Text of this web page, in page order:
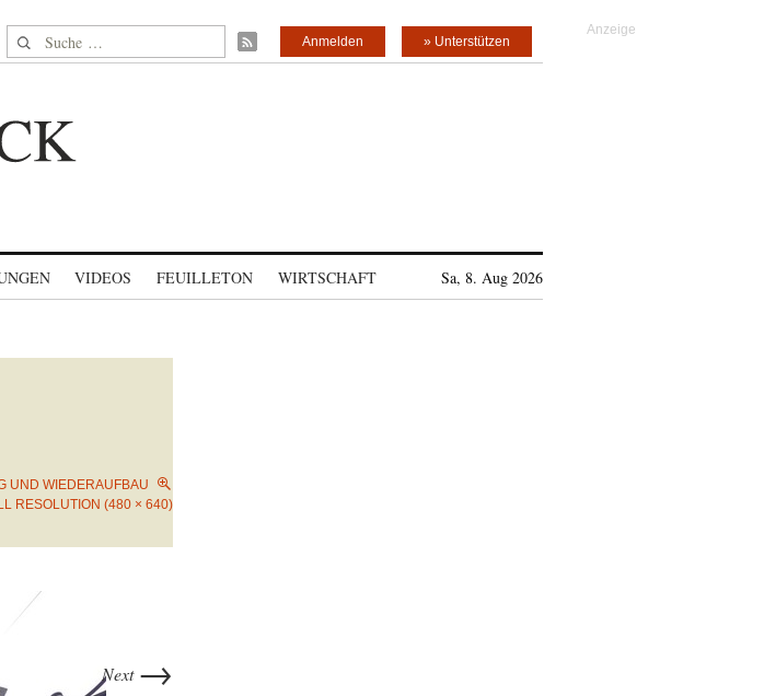
Suche nach: » Unterstützen
Anmelden
VIDEOS FEUILLETON WIRTSCHAFT Sa, 8. Aug 2026
UND WIEDERAUFBAU
RESOLUTION (480 × 640)
Next →